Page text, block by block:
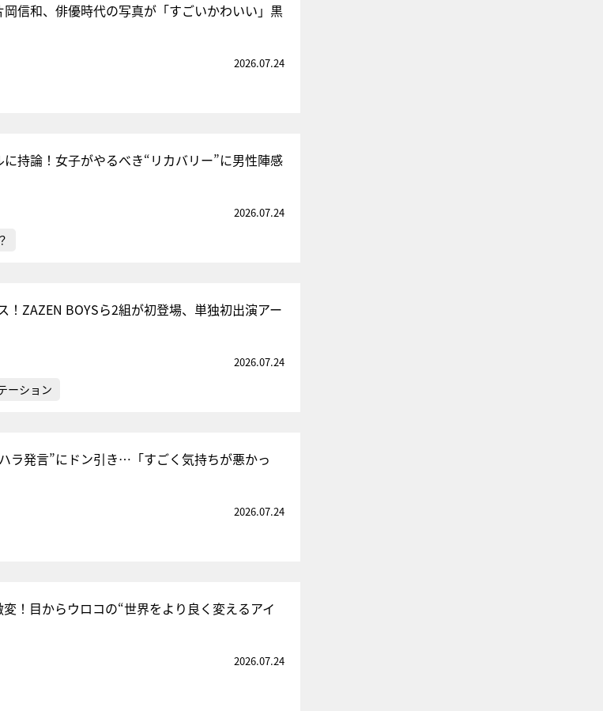
信和、俳優時代の写真が「すごいかわいい」黒
2026.07.24
持論！女子がやるべき“リカバリー”に男性陣感
2026.07.24
！ZAZEN BOYSら2組が初登場、単独初出演アー
2026.07.24
ーション
ラ発言”にドン引き…「すごく気持ちが悪かっ
2026.07.24
！目からウロコの“世界をより良く変えるアイ
2026.07.24